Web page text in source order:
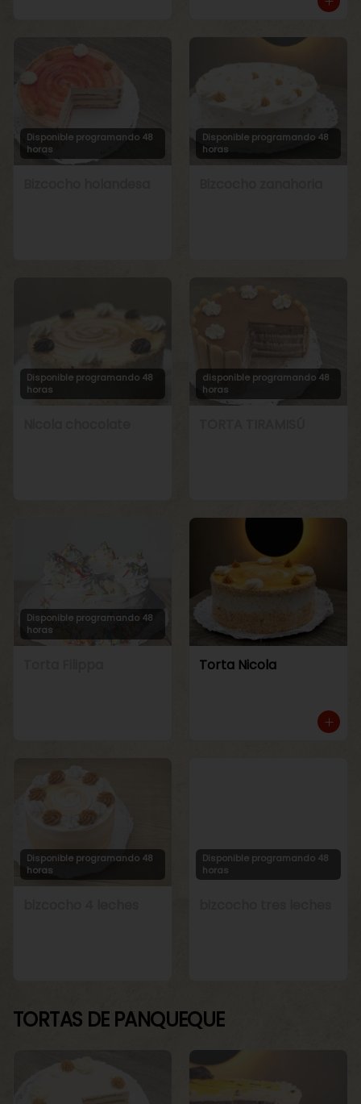
Disponible programando 48
horas
Disponible programando 48
horas
Disponible programando 48
horas
disponible programando 48
horas
Disponible programando 48
horas
Torta Nicola
Disponible programando 48
horas
Disponible programando 48
horas
TORTAS DE PANQUEQUE